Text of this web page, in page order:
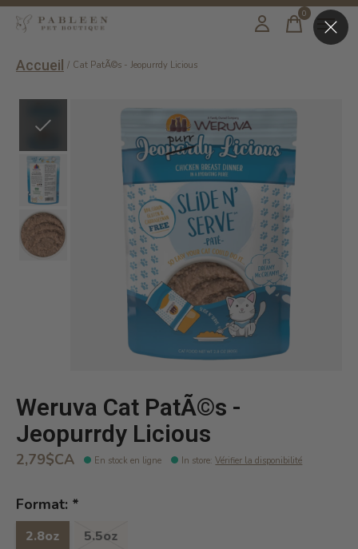
0items
Accueil / Cat PatÃ©s - Jeopurrdy Licious
Slideshow Items
Weruva Cat PatÃ©s -
Jeopurrdy Licious
2,79$CA En stock en ligne In store:Vérifier la disponibilité
Format: *
2.8oz 5.5oz